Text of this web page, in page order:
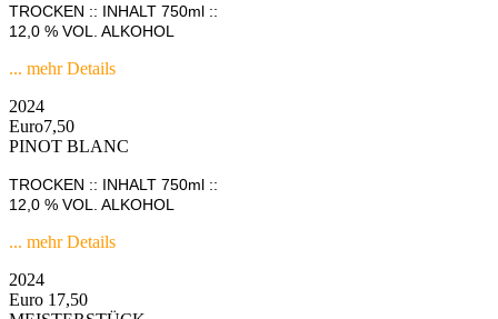
TROCKEN :: INHALT 750ml ::
12,0 % VOL. ALKOHOL
... mehr Details
2024
Euro7,50
PINOT BLANC
TROCKEN :: INHALT 750ml ::
12,0 % VOL. ALKOHOL
... mehr Details
2024
Euro 17,50